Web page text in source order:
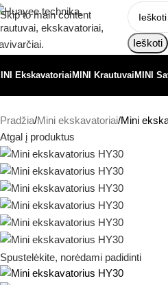
Skip to main content
Ieškoti
Ekskavatoriai MINI Krautuvai MINI
Pradžia Mini ekskavatoriai Mini
Atgal į produktus
Spustelėkite, norėdami padidinti